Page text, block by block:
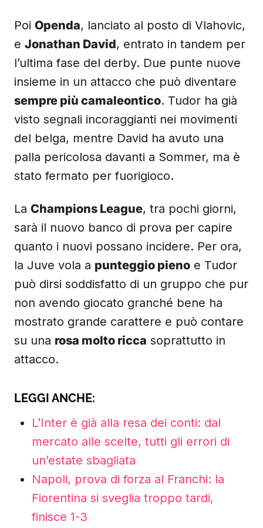
Poi Openda, lanciato al posto di Vlahovic,
e Jonathan David, entrato in tandem per
l’ultima fase del derby. Due punte nuove
insieme in un attacco che può diventare
sempre più camaleontico. Tudor ha già
visto segnali incoraggianti nei movimenti
del belga, mentre David ha avuto una
palla pericolosa davanti a Sommer, ma è
stato fermato per fuorigioco.
La Champions League, tra pochi giorni,
sarà il nuovo banco di prova per capire
quanto i nuovi possano incidere. Per ora,
la Juve vola a punteggio pieno e Tudor
può dirsi soddisfatto di un gruppo che pur
non avendo giocato granché bene ha
mostrato grande carattere e può contare
su una rosa molto ricca soprattutto in
attacco.
LEGGI ANCHE:
L’Inter è già alla resa dei conti: dal
mercato alle scelte, tutti gli errori di
un’estate sbagliata
Napoli, prova di forza al Franchi: la
Fiorentina si sveglia troppo tardi,
finisce 1-3